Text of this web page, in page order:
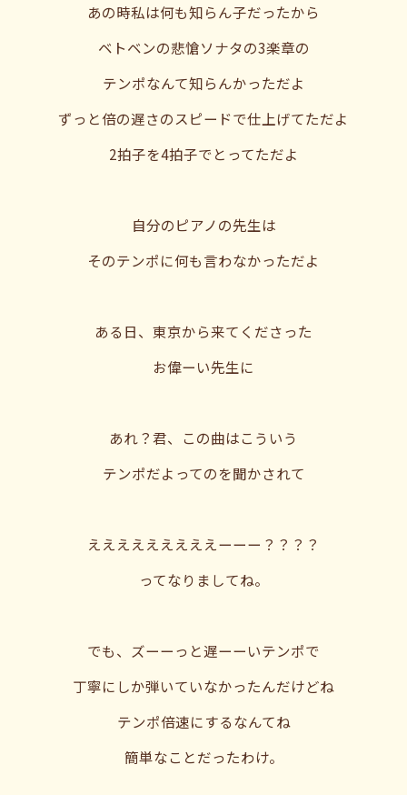
あの時私は何も知らん子だったから
ベトベンの悲愴ソナタの3楽章の
テンポなんて知らんかっただよ
ずっと倍の遅さのスピードで仕上げてただよ
2拍子を4拍子でとってただよ
自分のピアノの先生は
そのテンポに何も言わなかっただよ
ある日、東京から来てくださった
お偉ーい先生に
あれ？君、この曲はこういう
テンポだよってのを聞かされて
えええええええええーーー？？？？
ってなりましてね。
でも、ズーーっと遅ーーいテンポで
丁寧にしか弾いていなかったんだけどね
テンポ倍速にするなんてね
簡単なことだったわけ。